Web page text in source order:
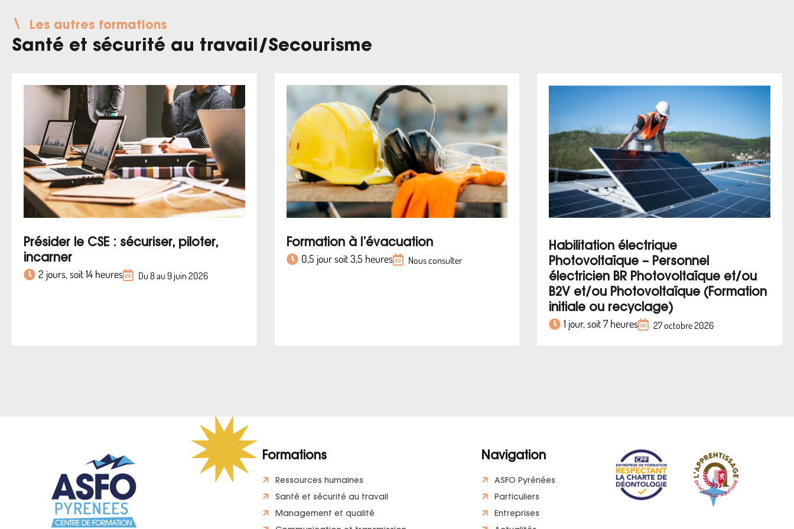
Les autres formations
Santé et sécurité au travail/Secourisme
Présider le CSE : sécuriser, piloter,
incarner
2 jours, soit 14 heures Du 8 au 9 juin 2026
Formation à l’évacuation
0,5 jour soit 3,5 heures Nous consulter
Habilitation électrique
Photovoltaïque – Personnel
électricien BR Photovoltaïque et/ou
B2V et/ou Photovoltaïque (Formation
initiale ou recyclage)
1 jour, soit 7 heures 27 octobre 2026
Formations
Ressources humaines
Santé et sécurité au travail
Management et qualité
Navigation
ASFO Pyrénées
Particuliers
Entreprises